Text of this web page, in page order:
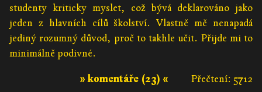
studenty kriticky myslet, což bývá deklarováno jako
jeden z hlavních cílů školství. Vlastně mě nenapadá
jediný rozumný důvod, proč to takhle učit. Přijde mi to
minimálně podivné.
Přečtení: 5712
» komentáře (23) «